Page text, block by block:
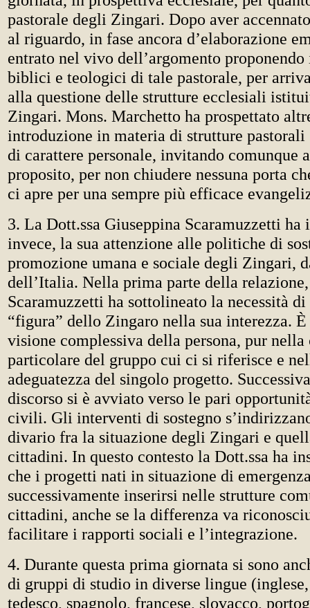
pastorale degli Zingari. Dopo aver
al riguardo, in fase ancora d’elaborazione
entrato nel vivo dell’argomento
biblici e teologici di tale pastorale, per
alla questione delle strutture ecclesiali
Zingari. Mons. Marchetto ha prospettato
introduzione in materia di strutture
di carattere personale, invitando comunque
proposito, per non chiudere nessuna porta
ci apre per una sempre più efficace
3. La Dott.ssa Giuseppina Scaramuzzetti
invece, la sua attenzione alle politiche di
promozione umana e sociale degli Zingari,
dell’Italia. Nella prima parte della
Scaramuzzetti ha sottolineato la necessità
“figura” dello Zingaro nella sua interezza. È
visione complessiva della persona, pur nella
particolare del gruppo cui ci si riferisce e
adeguatezza del singolo progetto.
discorso si è avviato verso le pari
civili. Gli interventi di sostegno
divario fra la situazione degli Zingari e
cittadini. In questo contesto la Dott.ssa ha
che i progetti nati in situazione di
successivamente inserirsi nelle strutture
cittadini, anche se la differenza va
facilitare i rapporti sociali e l’integrazione.
4. Durante questa prima giornata si sono
di gruppi di studio in diverse lingue
tedesco, spagnolo, francese, slovacco,